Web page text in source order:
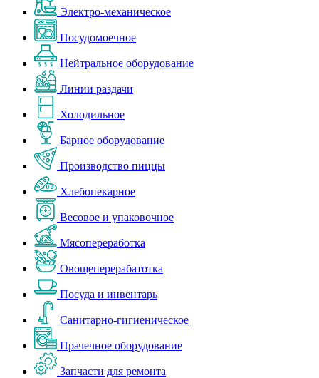
Электро-механическое
Посудомоечное
Нейтральное оборудование
Линии раздачи
Холодильное
Барное оборудование
Производство пиццы
Хлебопекарное
Весовое и упаковочное
Мясопереработка
Овощеперерабатотка
Посуда и инвентарь
Санитарно-гигиеническое
Прачечное оборудование
Запчасти для ремонта